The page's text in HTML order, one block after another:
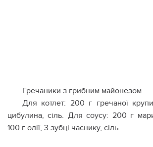
Гречаники з грибним майонезом
Для котлет: 200 г гречаної
цибулина, сіль. Для соусу: 200 г
100 г олії, 3 зубці часнику, сіль.